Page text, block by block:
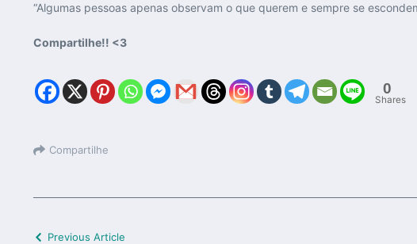
“Algumas pessoas apenas observam o que querem e sempre se
Compartilhe!! <3
0
Shares
Compartilhe
Previous Article